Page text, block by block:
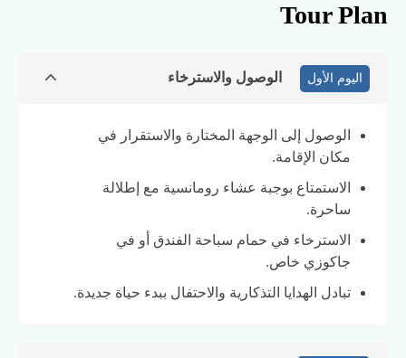
Tour Plan
اليوم الأول الوصول والاسترخاء
الوصول إلى الوجهة المختارة والاستقرار في
مكان الإقامة.
الاستمتاع بوجبة عشاء رومانسية مع إطلالة
ساحرة.
الاسترخاء في حمام سباحة الفندق أو في
جاكوزي خاص.
تبادل الهدايا التذكارية والاحتفال ببدء حياة جديدة.